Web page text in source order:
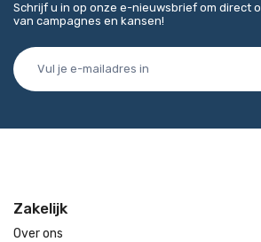
Schrijf u in op onze e-nieuwsbrief om direct
van campagnes en kansen!
Zakelijk
Over ons